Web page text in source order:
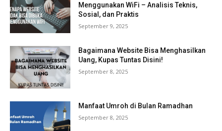
Menggunakan WiFi – Analisis Teknis,
Sosial, dan Praktis
September 9, 2025
Bagaimana Website Bisa Menghasilkan
Uang, Kupas Tuntas Disini!
September 8, 2025
Manfaat Umroh di Bulan Ramadhan
September 8, 2025